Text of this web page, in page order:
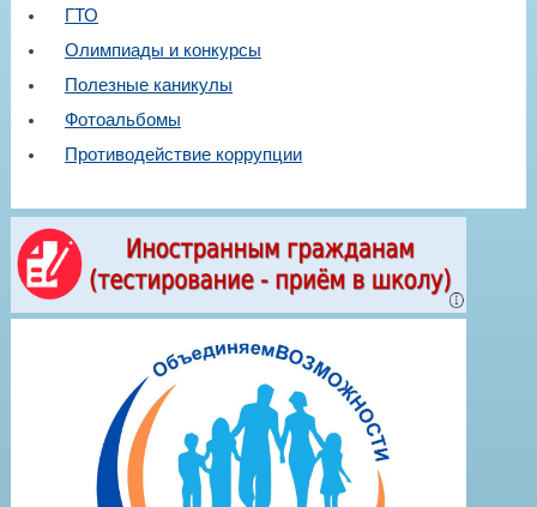
ГТО
Олимпиады и конкурсы
Полезные каникулы
Фотоальбомы
Противодействие коррупции